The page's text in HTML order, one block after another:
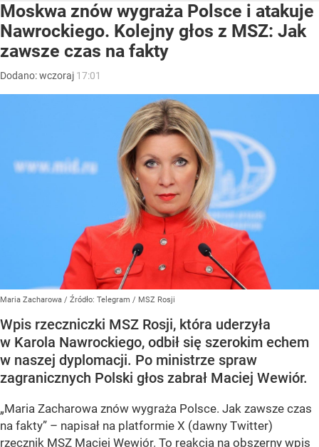
Moskwa znów wygraża Polsce i atakuje
Nawrockiego. Kolejny głos z MSZ: Jak
zawsze czas na fakty
Dodano:wczoraj 17:01
Maria Zacharowa / Źródło: Telegram / MSZ Rosji
Wpis rzeczniczki MSZ Rosji, która uderzyła
w Karola Nawrockiego, odbił się szerokim echem
w naszej dyplomacji. Po ministrze spraw
zagranicznych Polski głos zabrał Maciej Wewiór.
„Maria Zacharowa znów wygraża Polsce. Jak zawsze czas
na fakty” – napisał na platformie X (dawny Twitter)
rzecznik MSZ Maciej Wewiór. To reakcja na obszerny wpis